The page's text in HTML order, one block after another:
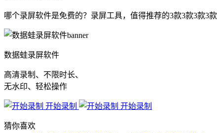
哪个录屏软件是免费的？录屏工具，值得推荐的3款3款3款3款
数据蛙录屏软件
高清录制、不限时长、
无水印、轻松操作
开始录制 开始录制
猜你喜欢